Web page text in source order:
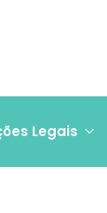
Legais